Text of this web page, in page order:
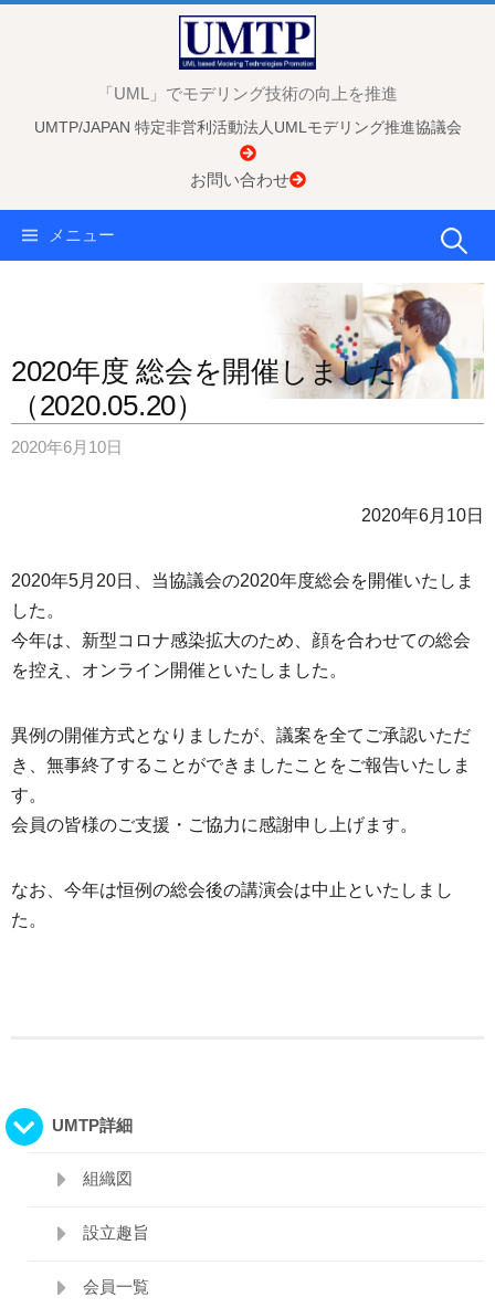
「UML」でモデリング技術の向上を推進
UMTP/JAPAN 特定非営利活動法人UMLモデリング推進協議会
お問い合わせ
メニュー 検
2020年度 総会を開催しました
（2020.05.20）
2020年6月10日
2020年6月10日
2020年5月20日、当協議会の2020年度総会を開催いたしま
した。
今年は、新型コロナ感染拡大のため、顔を合わせての総会
を控え、オンライン開催といたしました。
異例の開催方式となりましたが、議案を全てご承認いただ
き、無事終了することができましたことをご報告いたしま
す。
会員の皆様のご支援・ご協力に感謝申し上げます。
なお、今年は恒例の総会後の講演会は中止といたしまし
た。
UMTP詳細
組織図
設立趣旨
会員一覧